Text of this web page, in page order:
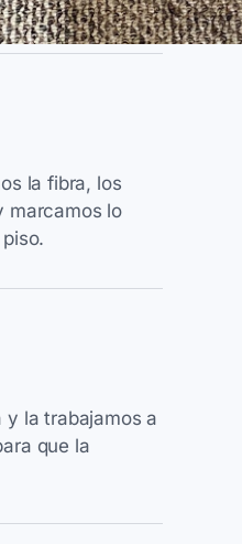
la fibra, los
marcamos lo
y la trabajamos a
que la